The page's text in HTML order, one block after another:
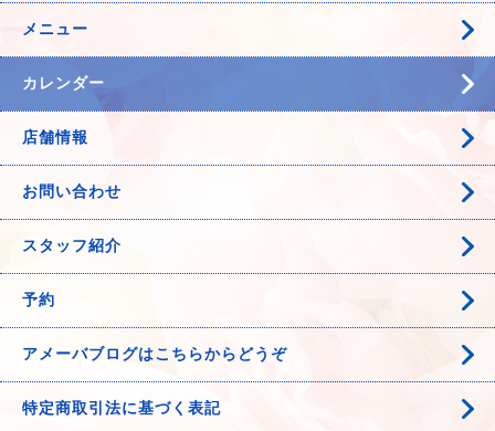
メニュー
カレンダー
店舗情報
お問い合わせ
スタッフ紹介
予約
アメーバブログはこちらからどうぞ
特定商取引法に基づく表記